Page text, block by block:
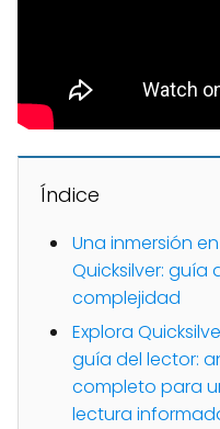
Índice
Una inmersión
Quicksilver: guía
complejidad
Explora
guía del lector:
completo para
lectura